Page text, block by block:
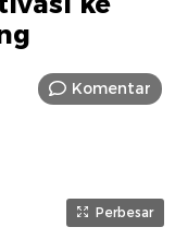
Komentar
Perbesar